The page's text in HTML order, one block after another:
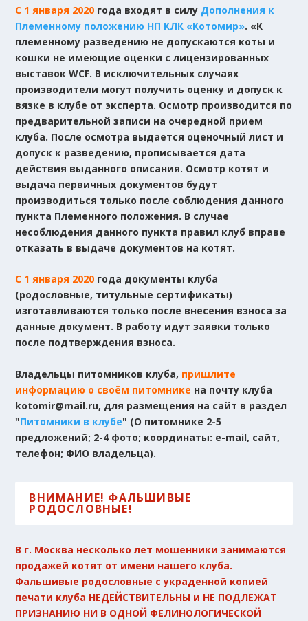
С 1 января 2020 года входят в силу Дополнения к
Племенному положению НП КЛК «Котомир». «К
племенному разведению не допускаются коты и
кошки не имеющие оценки с лицензированных
выставок WCF. В исключительных случаях
производители могут получить оценку и допуск к
вязке в клубе от эксперта. Осмотр производится по
предварительной записи на очередной прием
клуба. После осмотра выдается оценочный лист и
допуск к разведению, прописывается дата
действия выданного описания. Осмотр котят и
выдача первичных документов будут
производиться только после соблюдения данного
пункта Племенного положения. В случае
несоблюдения данного пункта правил клуб вправе
отказать в выдаче документов на котят.
С 1 января 2020 года документы клуба
(родословные, титульные сертификаты)
изготавливаются только после внесения взноса за
данные документ. В работу идут заявки только
после подтверждения взноса.
Владельцы питомников клуба, пришлите
информацию о своём питомнике на почту клуба
kotomir@mail.ru, для размещения на сайт в раздел
"Питомники в клубе" (О питомнике 2-5
предложений; 2-4 фото; координаты: e-mail, сайт,
телефон; ФИО владельца).
ВНИМАНИЕ! ФАЛЬШИВЫЕ
РОДОСЛОВНЫЕ!
В г. Москва несколько лет мошенники занимаются
продажей котят от имени нашего клуба.
Фальшивые родословные с украденной копией
печати клуба НЕДЕЙСТВИТЕЛЬНЫ и НЕ ПОДЛЕЖАТ
ПРИЗНАНИЮ НИ В ОДНОЙ ФЕЛИНОЛОГИЧЕСКОЙ